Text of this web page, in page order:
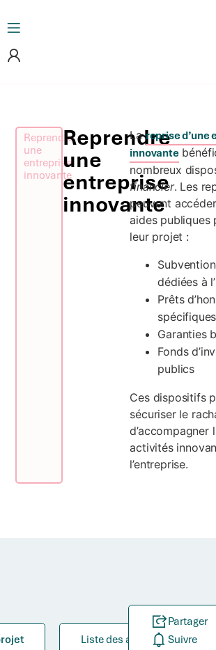
Reprendre
une
entreprise
innovante
Reprendre
une
entreprise
innovante
Lareprise d’une
innovante
nombreux
financier. Les
peuvent
aides publiques
leur projet :
dédiées à
Prêts
spécifiques
Garanties
Fonds
publics
Ces dispositifs
sécuriser le
d’accompagner
activités
l’entreprise.
Liste des aides
Partager
Suivre